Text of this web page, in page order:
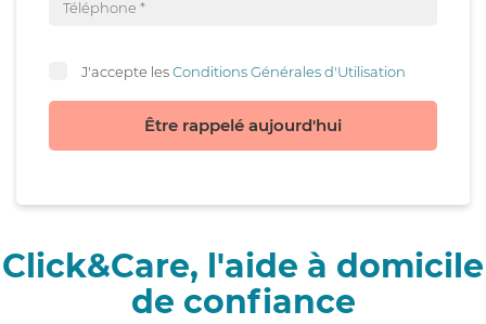
J'accepte lesConditions Générales d'Utilisation
Être rappelé aujourd'hui
Click&Care, l'aide à domicile
de confiance